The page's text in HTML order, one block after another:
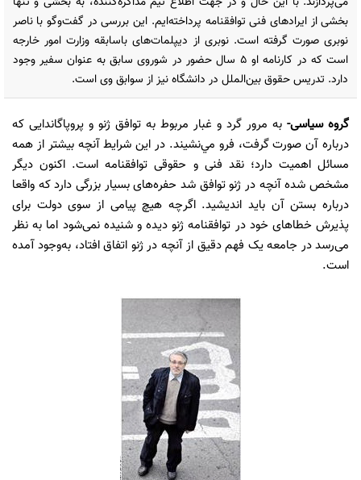
بخشی از ایرادهای فنی توافقنامه پرداخته‌ایم. این بررسی در گفت‌وگو با ناصر
نوبری صورت گرفته است. نوبری از دیپلمات‌های باسابقه وزارت امور خارجه
است که در کارنامه او 5 سال حضور در شوروی سابق به عنوان سفیر وجود
دارد. تدریس حقوق بین‌الملل در دانشگاه نیز از سوابق وی است.
گروه سیاسی- به مرور گرد و غبار مربوط به توافق ژنو و پروپاگاندایی که
درباره آن صورت گرفت، فرو مي‌نشيند. در این شرایط آنچه بیشتر از همه
مسائل اهمیت دارد؛ نقد فنی و حقوقی توافقنامه است. اکنون دیگر
مشخص شده آنچه در ژنو توافق شد حفره‌های بسیار بزرگی دارد که واقعا
درباره بستن آن باید اندیشید. اگرچه هیچ پیامی از سوی دولت برای
پذیرش خطاهای خود در توافقنامه ژنو دیده و شنیده نمی‌شود اما به نظر
می‌رسد در جامعه یک فهم دقیق از آنچه در ژنو اتفاق افتاد، به‌وجود آمده
است.